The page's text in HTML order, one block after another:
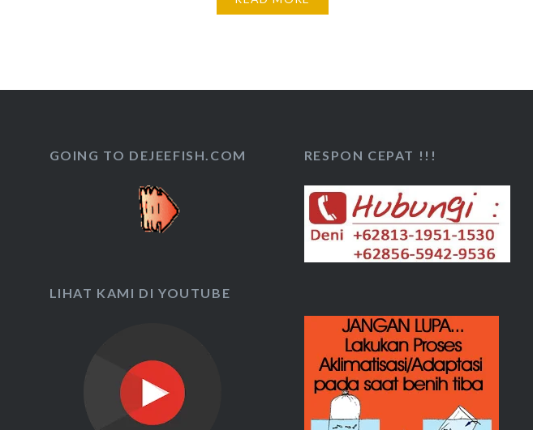
lebih tinggi dibandingkan dengan jenis ikan nila lain. Pertumbuhan
GOING TO DEJEEFISH.COM RESPON CEPAT !!!
LIHAT KAMI DI YOUTUBE